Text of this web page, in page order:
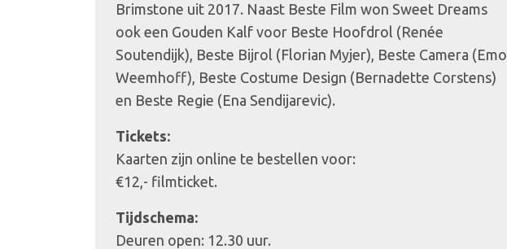
Brimstone uit 2017. Naast Beste Film won Sweet Dreams
ook een Gouden Kalf voor Beste Hoofdrol (Renée
Soutendijk), Beste Bijrol (Florian Myjer), Beste Camera (Emo
Weemhoff), Beste Costume Design (Bernadette Corstens)
en Beste Regie (Ena Sendijarevic).
Tickets:
Kaarten zijn online te bestellen voor:
€12,- filmticket.
Tijdschema:
Deuren open: 12.30 uur.